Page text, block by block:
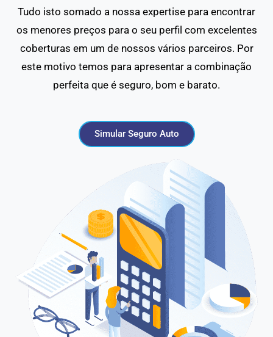
Tudo isto somado a nossa expertise para encontrar
os menores preços para o seu perfil com excelentes
coberturas em um de nossos vários parceiros. Por
este motivo temos para apresentar a combinação
perfeita que é seguro, bom e barato.
Simular Seguro Auto